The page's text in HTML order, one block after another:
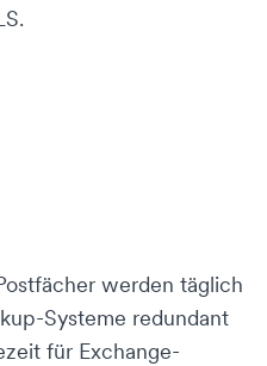
werden täglich
Systeme redundant
für Exchange-